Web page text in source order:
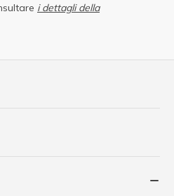
i dettagli della